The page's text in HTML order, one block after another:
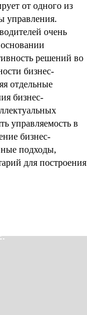
от одного из
управления.
очень
решений во
бизнес-
отдельные
бизнес-
управляемость в
бизнес-
подходы,
для построения